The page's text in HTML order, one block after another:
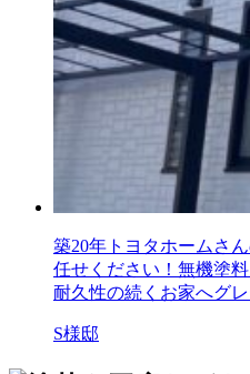
築20年トヨタホームさ
任せください！無機塗
耐久性の続くお家へグ
S様邸